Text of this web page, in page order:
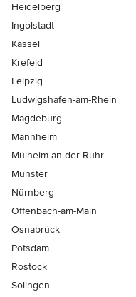
Heidelberg
Ingolstadt
Kassel
Krefeld
Leipzig
Ludwigshafen-am-Rhein
Magdeburg
Mannheim
Mülheim-an-der-Ruhr
Münster
Nürnberg
Offenbach-am-Main
Osnabrück
Potsdam
Rostock
Solingen